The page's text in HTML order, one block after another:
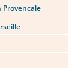
Provencale